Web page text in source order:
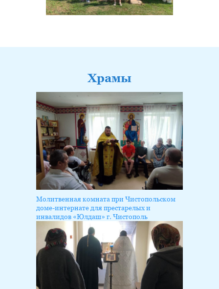
Храмы
Молитвенная комната при Чистопольском
доме-интернате для престарелых и
инвалидов «Юлдаш» г. Чистополь